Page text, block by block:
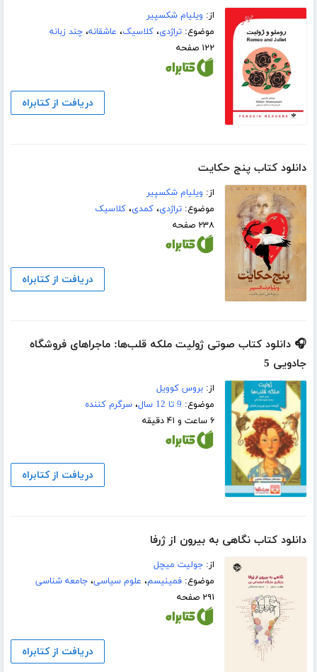
از: ویلیام شکسپیر
موضوع:تراژدی،کلاسیک، عاشقانه،چند زبانه
۱۲۲ صفحه
دریافت از کتابراه
دانلود کتاب پنج حکایت
از: ویلیام شکسپیر
موضوع:تراژدی،کمدی،کلاسیک
۲۳۸ صفحه
دریافت از کتابراه
🎧 دانلود کتاب صوتی ژولیت ملکه قلب‌ها: ماجراهای فروشگاه
جادویی 5
از:بروس کوویل
موضوع: 9 تا 12 سال ،سرگرم کننده
۶ ساعت و ۴۱ دقیقه
دریافت از کتابراه
دانلود کتاب نگاهی به بیرون از ژرفا
از:جولیت میچل
موضوع:فمینیسم، علوم سیاسی،جامعه شناسی
۲۹۱ صفحه
دریافت از کتابراه